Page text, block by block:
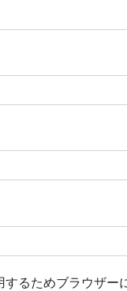
するためブラウザ